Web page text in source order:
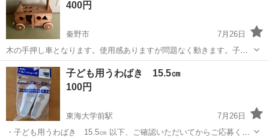
400円
秦野市
7月26日
木の手押し車となります。使用感ありますが問題なく動きます。子供
が乗って遊ぶ事もできます。中に入れるパズル（積み木）はありませ
ん。ドアの開閉は可能です。 1〜3歳前後のお子様に如何でしょうか？
室内で使用しておりました。木...
神奈川 秦野市 キッズ用品 手押し車
子ども用うわばき 15.5㎝
100円
東海大学前駅
7月26日
・子ども用うわばき 15.5㎝ 以下、ご確認いただいてからご応募くだ